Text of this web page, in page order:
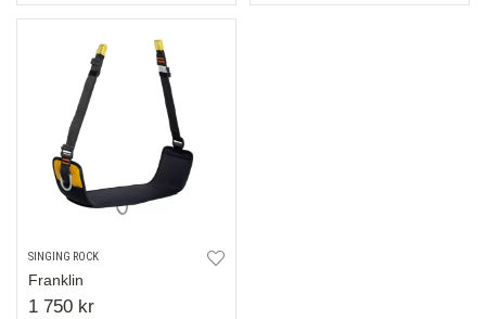
SINGING ROCK
Franklin
1 750 kr